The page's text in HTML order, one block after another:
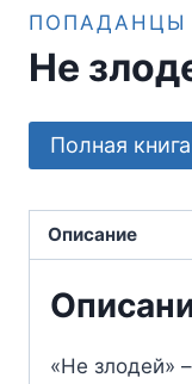
ПОПАДАНЦЫ
Не
Полная книга
Описание
«Не злодей»